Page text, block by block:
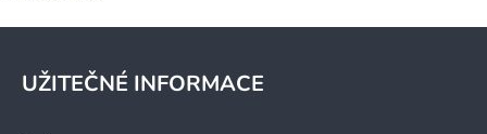
s
UŽITEČNÉ INFORMACE